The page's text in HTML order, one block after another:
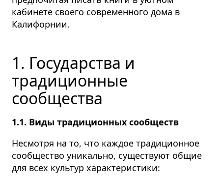
кабинете своего современного дома в
Калифорнии.
1. Государства и
традиционные
сообщества
1.1. Виды традиционных сообществ
Несмотря на то, что каждое традиционное
сообщество уникально, существуют общие
для всех культур характеристики: